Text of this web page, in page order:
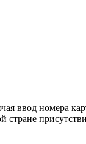
ввод номера